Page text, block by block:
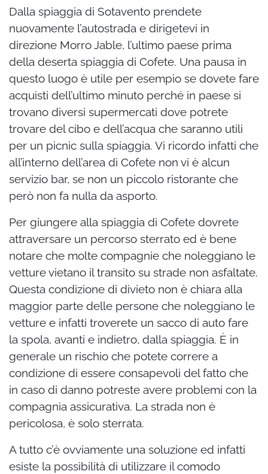
Dalla spiaggia di Sotavento prendete
nuovamente l’autostrada e dirigetevi in
direzione Morro Jable, l’ultimo paese prima
della deserta spiaggia di Cofete. Una pausa in
questo luogo è utile per esempio se dovete fare
acquisti dell’ultimo minuto perché in paese si
trovano diversi supermercati dove potrete
trovare del cibo e dell’acqua che saranno utili
per un picnic sulla spiaggia. Vi ricordo infatti che
all’interno dell’area di Cofete non vi è alcun
servizio bar, se non un piccolo ristorante che
però non fa nulla da asporto.
Per giungere alla spiaggia di Cofete dovrete
attraversare un percorso sterrato ed è bene
notare che molte compagnie che noleggiano le
vetture vietano il transito su strade non asfaltate.
Questa condizione di divieto non è chiara alla
maggior parte delle persone che noleggiano le
vetture e infatti troverete un sacco di auto fare
la spola, avanti e indietro, dalla spiaggia. È in
generale un rischio che potete correre a
condizione di essere consapevoli del fatto che
in caso di danno potreste avere problemi con la
compagnia assicurativa. La strada non è
pericolosa, è solo sterrata.
A tutto c’è ovviamente una soluzione ed infatti
esiste la possibilità di utilizzare il comodo